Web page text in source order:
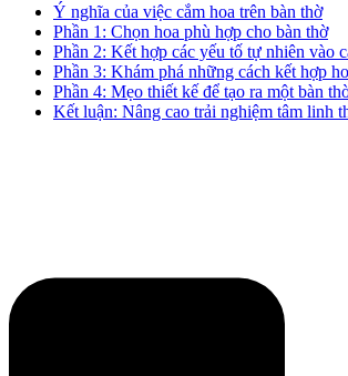
Ý nghĩa của việc cắm hoa trên bàn thờ
Phần 1: Chọn hoa phù hợp cho bàn thờ
Phần 2: Kết hợp các yếu tố tự nhiên vào
Phần 3: Khám phá những cách kết hợp
Phần 4: Mẹo thiết kế để tạo ra một bàn
Kết luận: Nâng cao trải nghiệm tâm linh